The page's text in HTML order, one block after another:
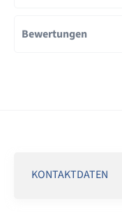
Bewertungen
KONTAKTDATEN